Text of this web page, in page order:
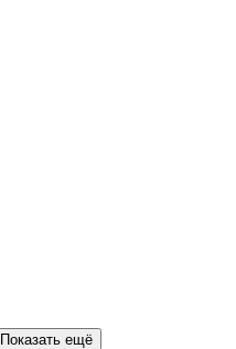
Показать ещё